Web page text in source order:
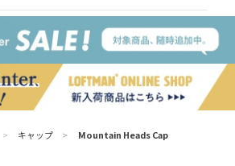
> キャップ > Mountain Heads Cap